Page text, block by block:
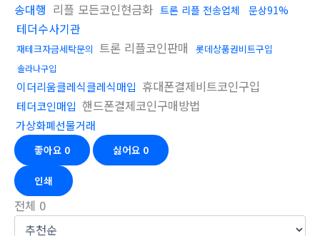
송대행 리플 모든코인현금화 트론 리플 전송업체 문상91%
테더수사기관
재테크자금세탁문의 트론 리플코인판매 롯데상품권비트구입
솔라나구입
이더리움클레식클레식매입 휴대폰결제비트코인구입
테더코인매입 핸드폰결제코인구매방법
가상화폐선물거래
좋아요 0 싫어요 0
인쇄
전체 0